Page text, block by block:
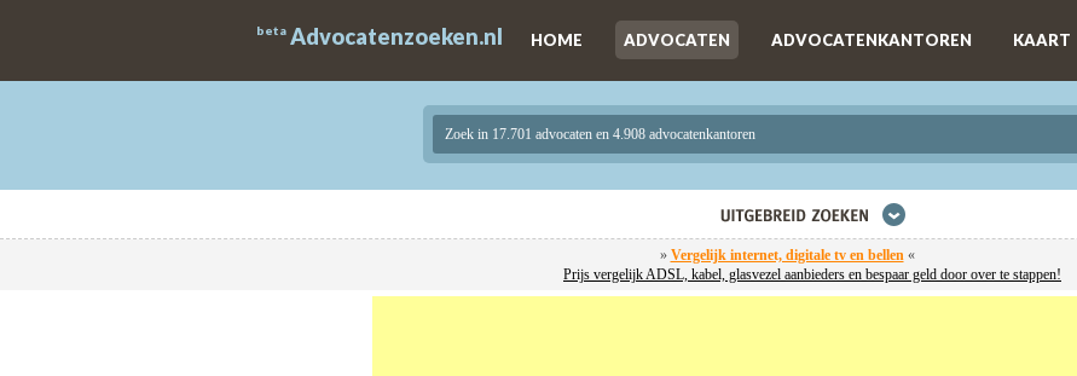
beta Advocatenzoeken.nl HOME ADVOCATEN ADVOCATENKANTOREN KAART
Zoek in 17.701 advocaten en 4.908 advocatenkantoren
» Vergelijk internet, digitale tv en bellen«
Prijs vergelijk ADSL, kabel, glasvezel aanbieders en bespaar geld door over te stappen!